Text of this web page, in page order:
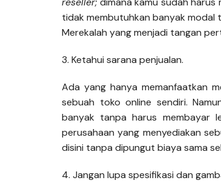
tidak membutuhkan banyak modal
Merekalah yang menjadi tangan
3. Ketahui sarana penjualan.
Ada yang hanya memanfaatkan
sebuah toko online sendiri.
banyak tanpa harus membayar
perusahaan yang menyediakan
disini tanpa dipungut biaya sama
4. Jangan lupa spesifikasi dan